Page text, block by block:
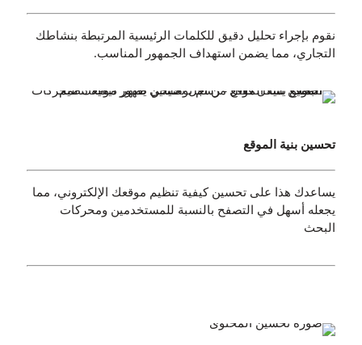
نقوم بإجراء تحليل دقيق للكلمات الرئيسية المرتبطة بنشاطك
التجاري، مما يضمن استهداف الجمهور المناسب.
تحسين بنية الموقع
يساعدك هذا على تحسين كيفية تنظيم موقعك الإلكتروني، مما
يجعله أسهل في التصفح بالنسبة للمستخدمين ومحركات
البحث